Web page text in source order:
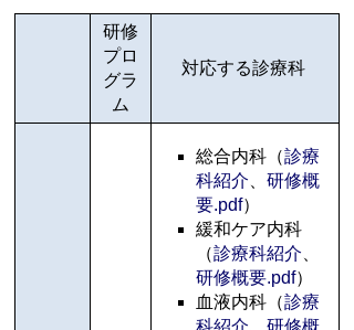
研修
プロ
グラ
ム
対応する診療科
総合内科（診療
科紹介
研修概
要.pdf）
緩和ケア内科
（診療科紹介
研修概要.pdf）
血液内科（診療
科紹介
研修概